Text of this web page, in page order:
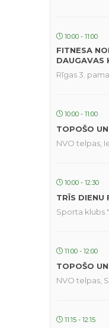
10:00 - 11:00
FITNESA
DAUGAVAS
Rīgas 3.
10:00 - 11:00
TOPOŠO
NVO telpas,
10:00 - 12:30
TRĪS DIENU
Sporta klubs
11:00 - 12:00
TOPOŠO
NVO telpas,
11:15 - 12:15